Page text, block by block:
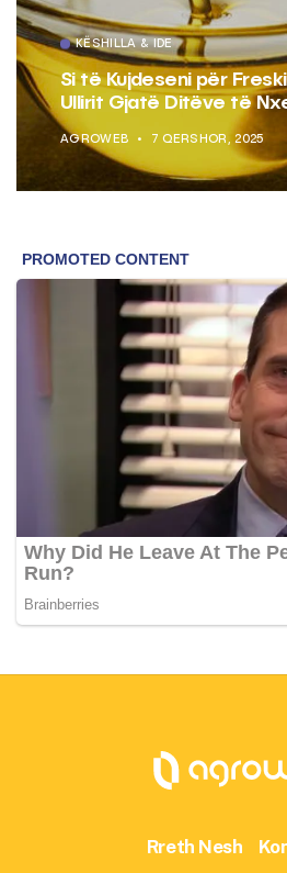
KËSHILLA & IDE
Si të Kujdeseni për
Ullirit Gjatë Ditëve të
AGROWEB 7 QERSHOR, 2025
Rreth Nesh